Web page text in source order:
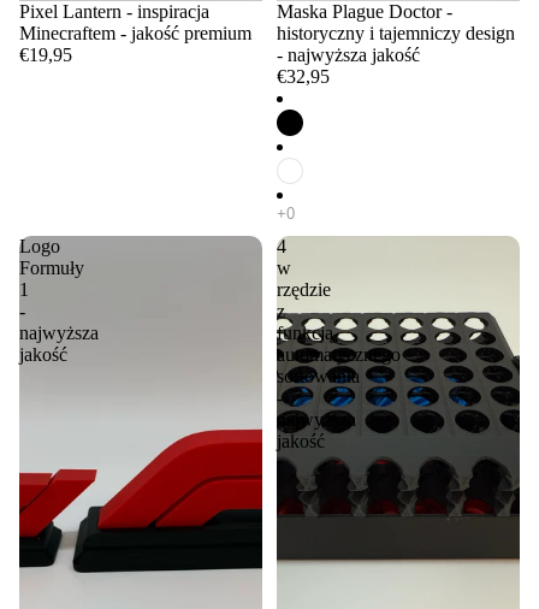
Pixel Lantern - inspiracja
Minecraftem - jakość premium
€19,95
Maska Plague Doctor -
historyczny i tajemniczy design
- najwyższa jakość
€32,95
Logo
Formuły
1
-
najwyższa
jakość
4
w
rzędzie
z
funkcją
automatycznego
sortowania
-
najwyższa
jakość